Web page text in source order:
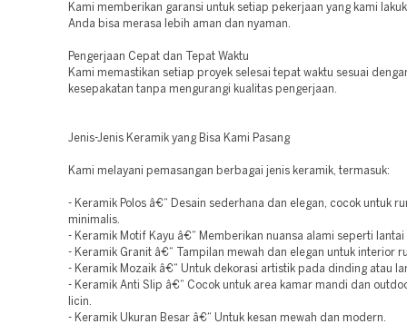
Kami memberikan garansi untuk setiap pekerjaan yang kami
Anda bisa merasa lebih aman dan nyaman.
Pengerjaan Cepat dan Tepat Waktu
Kami memastikan setiap proyek selesai tepat waktu sesuai
kesepakatan tanpa mengurangi kualitas pengerjaan.
Jenis-Jenis Keramik yang Bisa Kami Pasang
Kami melayani pemasangan berbagai jenis keramik, termasuk:
- Keramik Polos â€“ Desain sederhana dan elegan, cocok untuk
minimalis.
- Keramik Motif Kayu â€“ Memberikan nuansa alami seperti lantai
- Keramik Granit â€“ Tampilan mewah dan elegan untuk interior
- Keramik Mozaik â€“ Untuk dekorasi artistik pada dinding atau
- Keramik Anti Slip â€“ Cocok untuk area kamar mandi dan
licin.
- Keramik Ukuran Besar â€“ Untuk kesan mewah dan modern.